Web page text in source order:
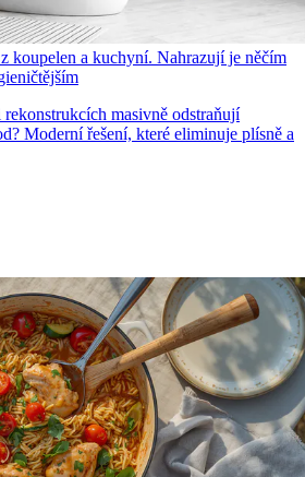
koupelen a kuchyní. Nahrazují je něčím
masivně odstraňují
Moderní řešení, které eliminuje plísně a